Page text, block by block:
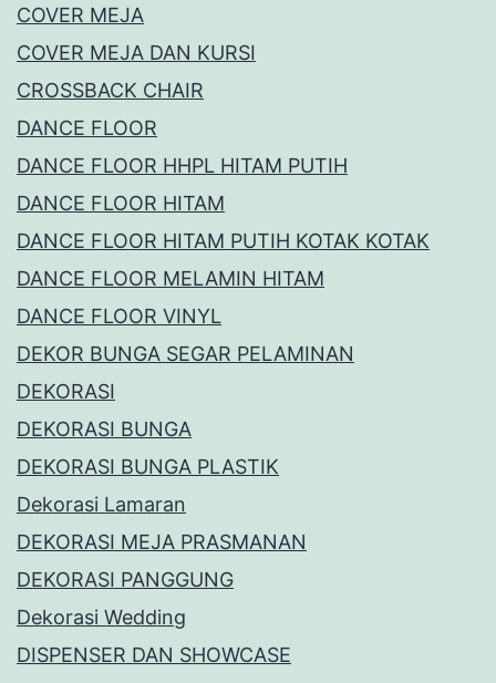
COVER MEJA
COVER MEJA DAN KURSI
CROSSBACK CHAIR
DANCE FLOOR
DANCE FLOOR HHPL HITAM PUTIH
DANCE FLOOR HITAM
DANCE FLOOR HITAM PUTIH KOTAK KOTAK
DANCE FLOOR MELAMIN HITAM
DANCE FLOOR VINYL
DEKOR BUNGA SEGAR PELAMINAN
DEKORASI
DEKORASI BUNGA
DEKORASI BUNGA PLASTIK
Dekorasi Lamaran
DEKORASI MEJA PRASMANAN
DEKORASI PANGGUNG
Dekorasi Wedding
DISPENSER DAN SHOWCASE